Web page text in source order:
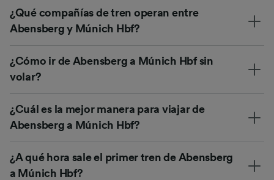
¿Qué compañías de tren operan entre
Abensberg y Múnich Hbf?
¿Cómo ir de Abensberg a Múnich Hbf sin
volar?
¿Cuál es la mejor manera para viajar de
Abensberg a Múnich Hbf?
¿A qué hora sale el primer tren de Abensberg
a Múnich Hbf?